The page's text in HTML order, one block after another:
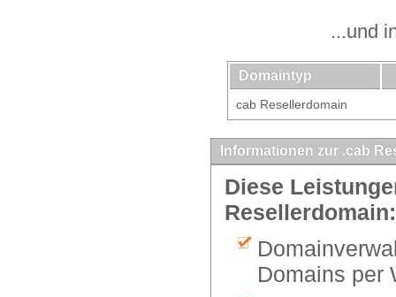
...und
Domaintyp
cab Resellerdomain
Informationen zur .cab
Diese
Resellerdomain:
Domains per